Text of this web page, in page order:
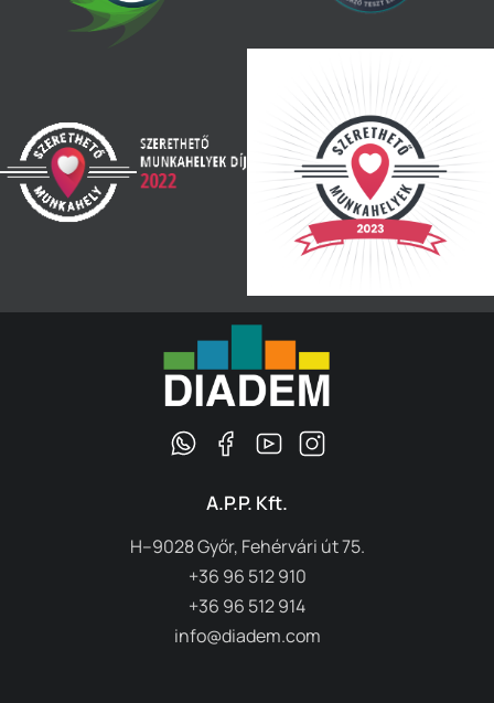
A.P.P. Kft.
H–9028 Győr, Fehérvári út 75.
+36 96 512 910
+36 96 512 914
info@diadem.com